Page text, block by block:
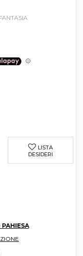
LISTA
DESIDERI
PAHIESA